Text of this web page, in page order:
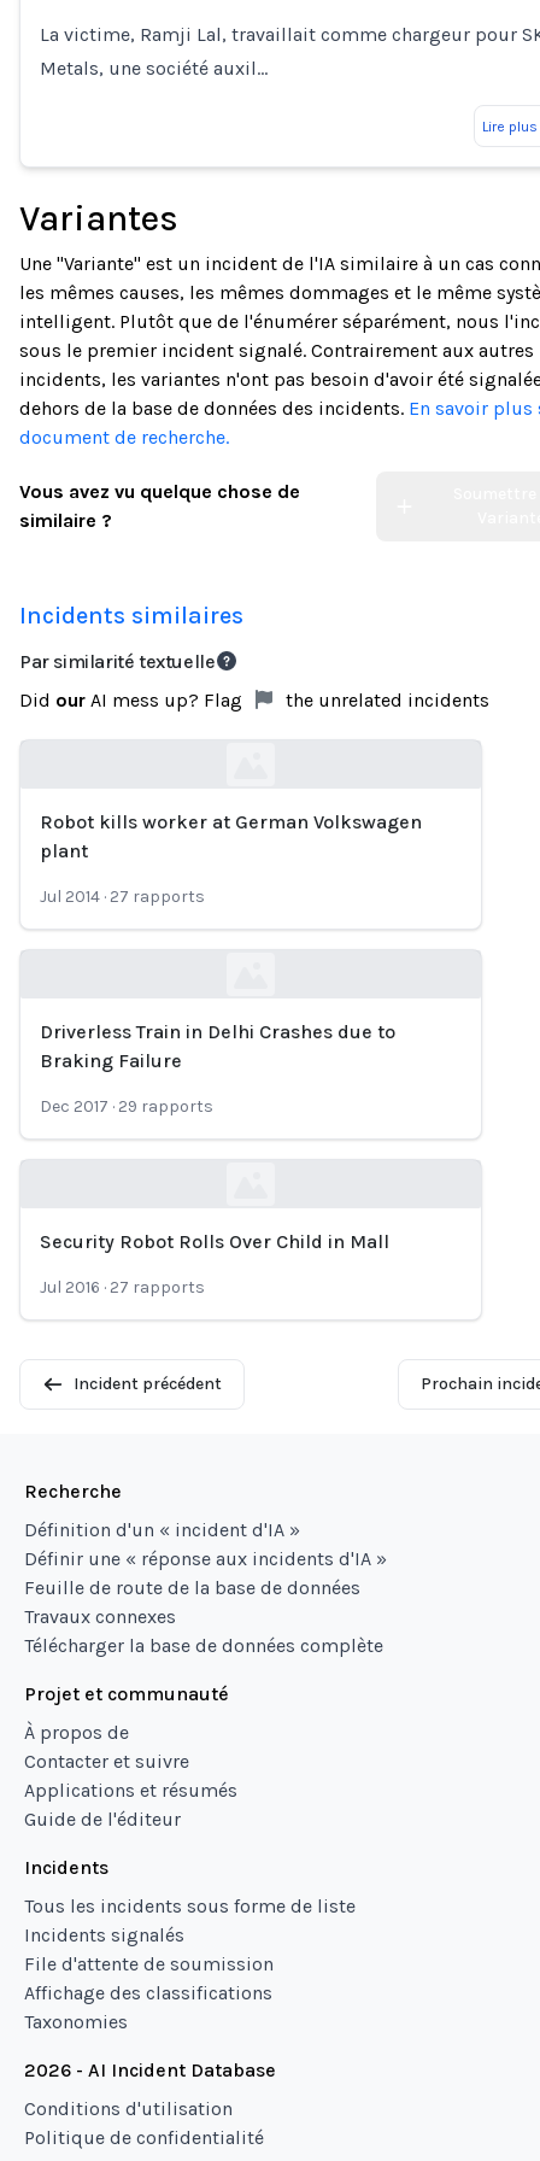
La victime, Ramji Lal, travaillait comme chargeur pour
Metals, une société auxil…
Lire plus
Variantes
Une "Variante" est un incident de l'IA similaire à un cas
les mêmes causes, les mêmes dommages et le même
intelligent. Plutôt que de l'énumérer séparément, nous
sous le premier incident signalé. Contrairement aux autres
incidents, les variantes n'ont pas besoin d'avoir été
dehors de la base de données des incidents. En savoir plus
document de recherche.
Vous avez vu quelque chose de
similaire ?
Incidents similaires
Par similarité textuelle
Did our AI mess up? Flag the unrelated incidents
Loading...
Robot kills worker at German Volkswagen
plant
Jul 2014 · 27 rapports
Loading...
Driverless Train in Delhi Crashes due to
Braking Failure
Dec 2017 · 29 rapports
Security Robot Rolls Over Child in Mall
Jul 2016 · 27 rapports
Incident précédent Prochain
Recherche
Définition d'un « incident d'IA »
Définir une « réponse aux incidents d'IA »
Feuille de route de la base de données
Travaux connexes
Télécharger la base de données complète
Projet et communauté
À propos de
Contacter et suivre
Applications et résumés
Guide de l'éditeur
Incidents
Tous les incidents sous forme de liste
Incidents signalés
File d'attente de soumission
Affichage des classifications
Taxonomies
2026 - AI Incident Database
Conditions d'utilisation
Politique de confidentialité